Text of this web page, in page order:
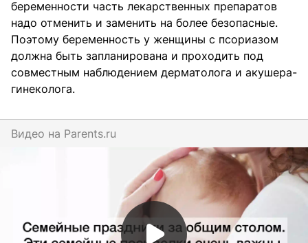
беременности часть лекарственных препаратов
надо отменить и заменить на более безопасные.
Поэтому беременность у женщины с псориазом
должна быть запланирована и проходить под
совместным наблюдением дерматолога и акушера-
гинеколога.
Видео на parents.ru